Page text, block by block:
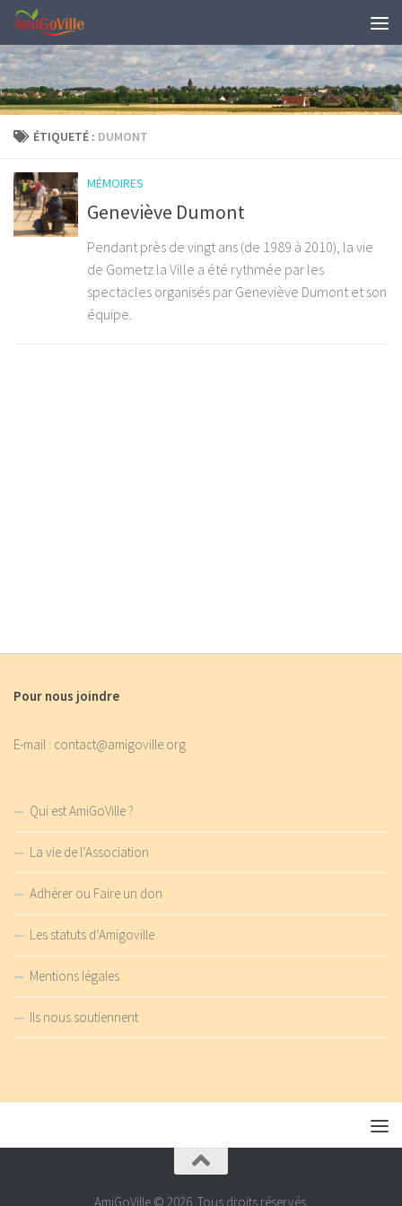
Skip to content
ÉTIQUETÉ : DUMONT
MÉMOIRES
Geneviève Dumont
Pendant près de vingt ans (de 1989 à 2010), la vie
de Gometz la Ville a été rythmée par les
spectacles organisés par Geneviève Dumont et son
équipe.
Pour nous joindre
E-mail : contact@amigoville.org
Qui est AmiGoVille ?
La vie de l’Association
Adhérer ou Faire un don
Les statuts d’Amigoville
Mentions légales
Ils nous soutiennent
AmiGoVille © 2026. Tous droits réservés.